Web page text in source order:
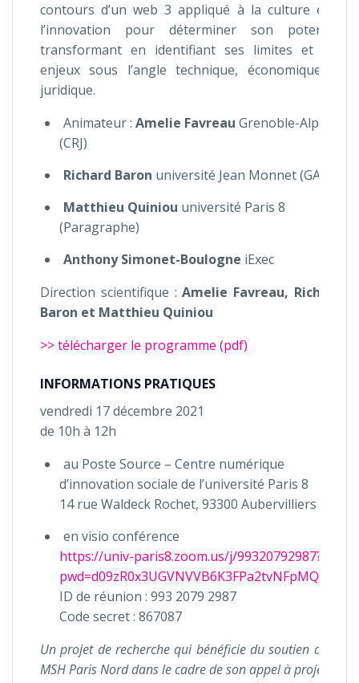
contours d’un web 3 appliqué à la culture et à
l’innovation pour déterminer son potentiel
transformant en identifiant ses limites et ses
enjeux sous l’angle technique, économique et
juridique.
Animateur :Amelie Favreau Grenoble-Alpes
(CRJ)
Richard Baron université Jean Monnet (GATE)
Matthieu Quiniou université Paris 8
(Paragraphe)
Anthony Simonet-Boulogne iExec
Direction scientifique :Amelie Favreau, Richard
Baron et Matthieu Quiniou
>> télécharger le programme (pdf)
INFORMATIONS PRATIQUES
vendredi 17 décembre 2021
de 10h à 12h
au Poste Source – Centre numérique
d’innovation sociale de l’université Paris 8
14 rue Waldeck Rochet, 93300 Aubervilliers
en visio conférence
https://univ-paris8.zoom.us/j/99320792987?
pwd=d09zR0x3UGVNVVB6K3FPa2tvNFpMQT09
ID de réunion : 993 2079 2987
Code secret : 867087
Un projet de recherche qui bénéficie du soutien de la
MSH Paris Nord dans le cadre de son appel à projets.